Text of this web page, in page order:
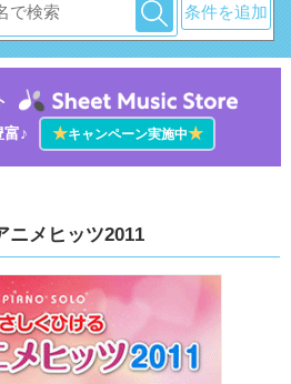
条件を追加
富♪
★キャンペーン実施中★
ニメヒッツ2011